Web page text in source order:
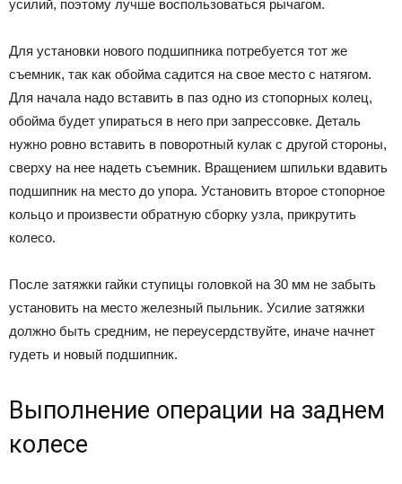
усилий, поэтому лучше воспользоваться рычагом.
Для установки нового подшипника потребуется тот же
съемник, так как обойма садится на свое место с натягом.
Для начала надо вставить в паз одно из стопорных колец,
обойма будет упираться в него при запрессовке. Деталь
нужно ровно вставить в поворотный кулак с другой стороны,
сверху на нее надеть съемник. Вращением шпильки вдавить
подшипник на место до упора. Установить второе стопорное
кольцо и произвести обратную сборку узла, прикрутить
колесо.
После затяжки гайки ступицы головкой на 30 мм не забыть
установить на место железный пыльник. Усилие затяжки
должно быть средним, не переусердствуйте, иначе начнет
гудеть и новый подшипник.
Выполнение операции на заднем
колесе